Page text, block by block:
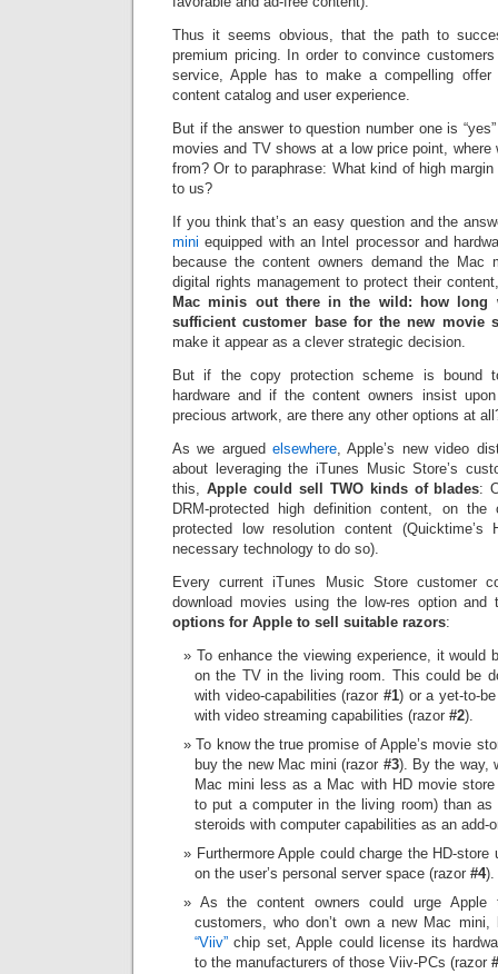
Thus it seems obvious, that the path to
premium pricing. In order to convince
service, Apple has to make a compelling
content catalog and user experience.
But if the answer to question number one is
movies and TV shows at a low price point, where
from? Or to paraphrase: What kind of high
to us?
If you think that’s an easy question and the
mini equipped with an Intel processor and
because the content owners demand the Mac
digital rights management to protect their
Mac minis out there in the wild: how
sufficient customer base for the new movie
make it appear as a clever strategic decision.
But if the copy protection scheme is bound
hardware and if the content owners insist
precious artwork, are there any other options at
As we arguedelsewhere, Apple’s new video
about leveraging the iTunes Music Store’s
this, Apple could sell TWO kinds of blades:
DRM-protected high definition content, on the
protected low resolution content (Quicktime’s
necessary technology to do so).
Every current iTunes Music Store customer
download movies using the low-res option
options for Apple to sell suitable razors:
To enhance the viewing experience, it would
on the TV in the living room. This could be
with video-capabilities (razor #1) or a yet-to-
with video streaming capabilities (razor #2).
To know the true promise of Apple’s movie
buy the new Mac mini (razor #3). By the way,
Mac mini less as a Mac with HD movie
to put a computer in the living room) than
steroids with computer capabilities as an add-
Furthermore Apple could charge the HD-
on the user’s personal server space (razor #4).
As the content owners could urge
customers, who don’t own a new Mac
“Viiv” chip set, Apple could license its
to the manufacturers of those Viiv-PCs (razor